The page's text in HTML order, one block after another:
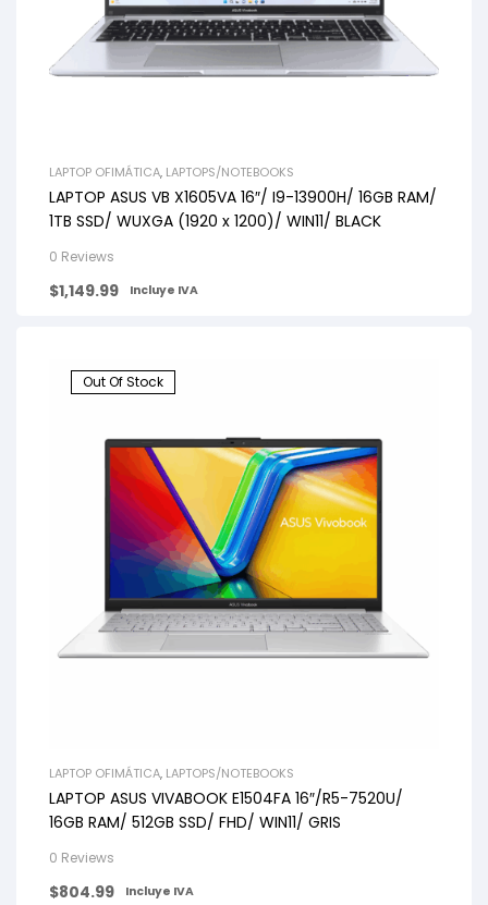
LAPTOP OFIMÁTICA, LAPTOPS/NOTEBOOKS
LAPTOP ASUS VB X1605VA 16″/ I9-13900H/ 16GB RAM/
1TB SSD/ WUXGA (1920 x 1200)/ WIN11/ BLACK
0 Reviews
$1,149.99 Incluye IVA
Out Of Stock
LAPTOP OFIMÁTICA, LAPTOPS/NOTEBOOKS
LAPTOP ASUS VIVABOOK E1504FA 16″/R5-7520U/
16GB RAM/ 512GB SSD/ FHD/ WIN11/ GRIS
0 Reviews
$804.99 Incluye IVA